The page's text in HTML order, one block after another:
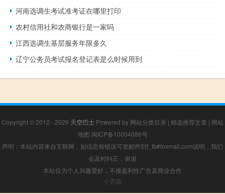
河南选调生考试准考证在哪里打印
农村信用社和农商银行是一家吗
江西选调生基层服务年限多久
辽宁公务员考试报名登记表是么时候用到
Copyright © 2012 - 2026 天空巴士 Powered by 网站分类目录 | 精选推荐文章 | 网站
地图 闽ICP备10004686号
声明：本站内容来自互联网，如信息有错误可发邮件到f_fb#foxmail.com说明，我们
会及时纠正，谢谢
本站仅为个人兴趣爱好，不接盈利性广告及商业合作
小男孩